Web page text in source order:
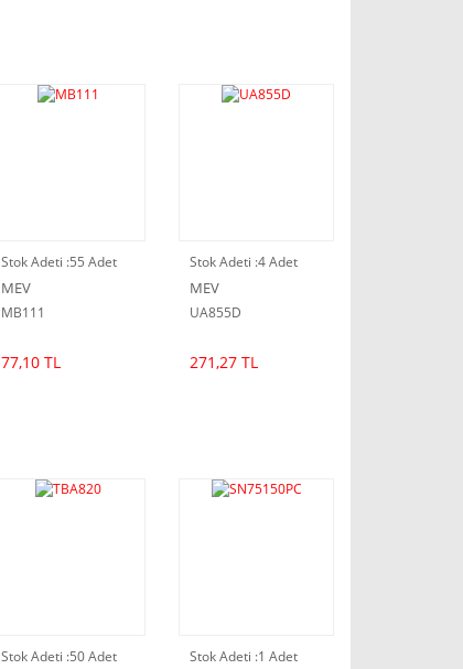
Stok Adeti :55 Adet
MEV
MB111
77,10 TL
Stok Adeti :4 Adet
MEV
UA855D
271,27 TL
Stok Adeti :50 Adet Stok Adeti :1 Adet